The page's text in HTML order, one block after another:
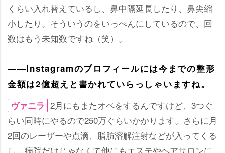
くらい入れ替えているし、鼻中隔延長したり、鼻尖縮
小したり。そういうのをいっぺんにしているので、回
数はもう未知数ですね（笑）。
――Instagramのプロフィールには今までの整形
金額は2億超えと書かれていらっしゃいますね。
ヴァニラ 2月にもまたオペをするんですけど、3つぐ
らい同時にやるので250万ぐらいかかります。さらに月
2回のレーザーや点滴、脂肪溶解注射などが入ってくる
し、病院だけじゃなくて他にもエステやヘアサロンに